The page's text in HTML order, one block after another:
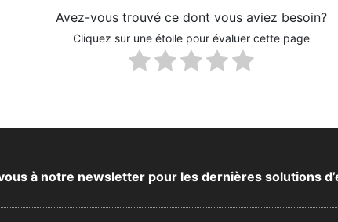
Avez-vous trouvé ce dont vous aviez besoin?
Cliquez sur une étoile pour évaluer cette page
à notre newsletter pour les dernières solutions